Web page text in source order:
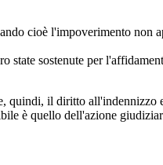
cioè l'impoverimento non
sostenute per
quindi, il diritto
è quello dell'azione